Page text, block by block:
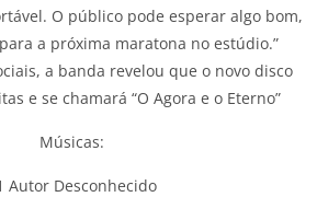
O público pode esperar algo bom,
a próxima maratona no estúdio.”
a banda revelou que o novo disco
e se chamará “O Agora e o Eterno”
Músicas:
Autor Desconhecido